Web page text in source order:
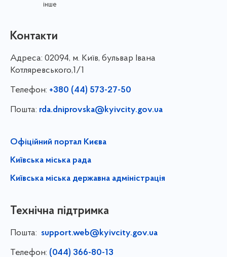
інше
Контакти
Адреса: 02094, м. Київ, бульвар Івана
Котляревського,1/1
Телефон: +380 (44) 573-27-50
Пошта: rda.dniprovska@kyivcity.gov.ua
Офіційний портал Києва
Київська міська рада
Київська міська державна адміністрація
Технічна підтримка
Пошта: support.web@kyivcity.gov.ua
Телефон: (044) 366-80-13